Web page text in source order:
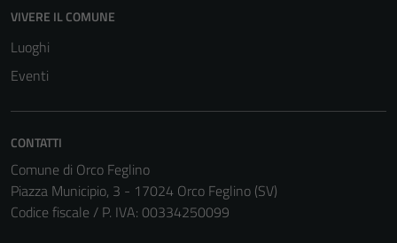
VIVERE IL COMUNE
Luoghi
Eventi
CONTATTI
Comune di Orco Feglino
Piazza Municipio, 3 - 17024 Orco Feglino (SV)
Codice fiscale / P. IVA: 00334250099
possono
non raccolgono
informazioni